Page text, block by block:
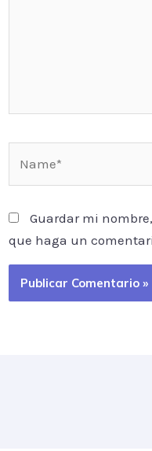
Guardar mi
que haga un